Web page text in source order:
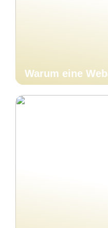
Warum eine